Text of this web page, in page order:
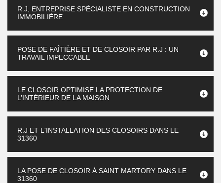
R.J, ENTREPRISE SPÉCIALISTE EN CONSTRUCTION
IMMOBILIÈRE
POSE DE FAÎTIÈRE ET DE CLOSOIR PAR R.J : UN
TRAVAIL IMPECCABLE
LE CLOSOIR OPTIMISE LA PROTECTION DE
L’INTÉRIEUR DE LA MAISON
R.J ET L'INSTALLATION DES CLOSOIRS DANS LE
31360
LA POSE DE CLOSOIR À SAINT MARTORY DANS LE
31360